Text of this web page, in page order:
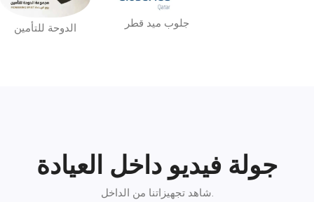
الدوحة للتأمين جلوب ميد قطر
جولة فيديو داخل العيادة
شاهد تجهيزاتنا من الداخل.